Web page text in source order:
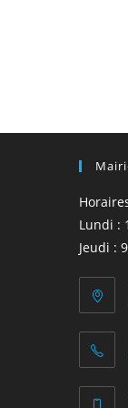
Lundi :
Jeudi :